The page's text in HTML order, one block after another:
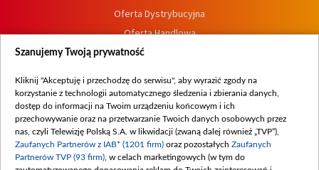
Oferta Dystrybucyjna
Oferta Handlowa
Dostępność
Procedura zgłoszeń wewnętrznych
Szanujemy Twoją prywatność
Kliknij "Akceptuję i przechodzę do serwisu", aby wyrazić zgody na
korzystanie z technologii automatycznego śledzenia i zbierania danych,
dostęp do informacji na Twoim urządzeniu końcowym i ich
przechowywanie oraz na przetwarzanie Twoich danych osobowych przez
nas, czyli Telewizję Polską S.A. w likwidacji (zwaną dalej również „TVP”),
Zaufanych Partnerów z IAB* (1201 firm) oraz pozostałych Zaufanych
Partnerów TVP (93 firm) , w celach marketingowych (w tym do